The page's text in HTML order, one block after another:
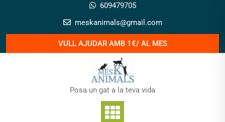
609479705
meskanimals@gmail.com
VULL AJUDAR AMB 1€/ AL MES
Posa un gat a la teva vida